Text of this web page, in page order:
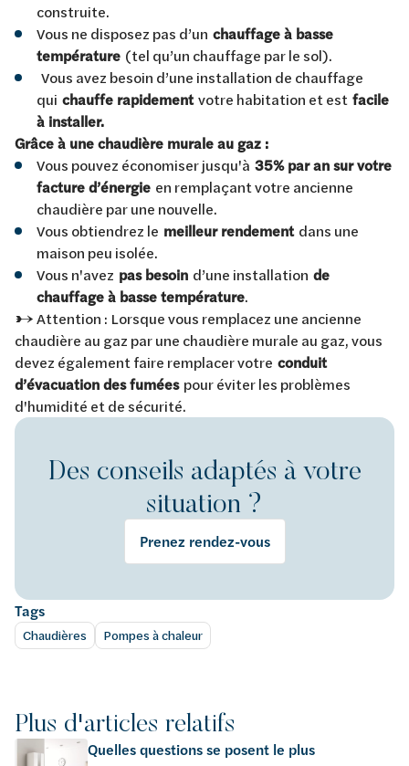
construite.
Vous ne disposez pas d’un chauffage à basse
température (tel qu’un chauffage par le sol).
Vous avez besoin d’une installation de chauffage
qui chauffe rapidementvotre habitation et est facile
à installer.
Grâce à une chaudière murale au gaz :
Vous pouvez économiser jusqu'à 35% par an sur votre
facture d’énergie en remplaçant votre ancienne
chaudière par une nouvelle.
Vous obtiendrez le meilleur rendementdans une
maison peu isolée.
Vous n'avez pas besoin d’une installation de
chauffage à basse température.
→ Attention : Lorsque vous remplacez une ancienne
chaudière au gaz par une chaudière murale au gaz, vous
devez également faire remplacer votre conduit
d’évacuation des fuméespour éviter les problèmes
d'humidité et de sécurité.
Des conseils adaptés à votre
situation ?
Prenez rendez-vous
Tags
Chaudières Pompes à chaleur
Plus d'articles relatifs
Quelles questions se posent le plus